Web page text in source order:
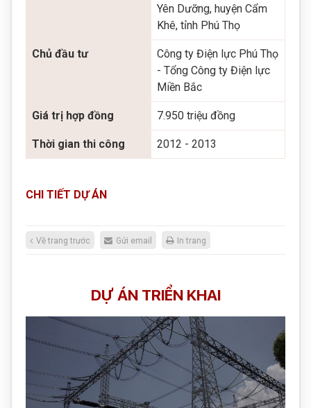
Yên Dưỡng, huyện Cẩm
Khê, tỉnh Phú Thọ
Chủ đầu tư
Công ty Điện lực Phú Thọ
- Tổng Công ty Điện lực
Miền Bắc
Giá trị hợp đồng 7.950 triệu đồng
Thời gian thi công 2012 - 2013
CHI TIẾT DỰ ÁN
Về trang trước Gửi email In trang
DỰ ÁN TRIỂN KHAI